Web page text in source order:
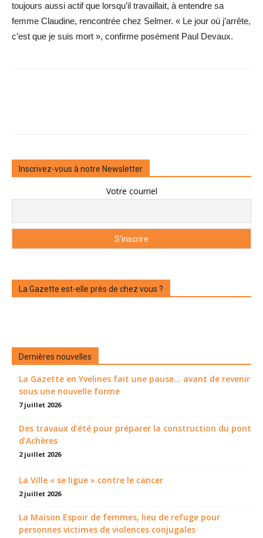
toujours aussi actif que lorsqu’il travaillait, à entendre sa
femme Claudine, rencontrée chez Selmer. « Le jour où j’arrête,
c’est que je suis mort », confirme posément Paul Devaux.
Inscrivez-vous à notre Newsletter
Votre courriel
La Gazette est-elle près de chez vous ?
Dernières nouvelles
La Gazette en Yvelines fait une pause... avant de revenir
sous une nouvelle forme
7 juillet 2026
Des travaux d’été pour préparer la construction du pont
d’Achères
2 juillet 2026
La Ville « se ligue » contre le cancer
2 juillet 2026
La Maison Espoir de femmes, lieu de refuge pour
personnes victimes de violences conjugales